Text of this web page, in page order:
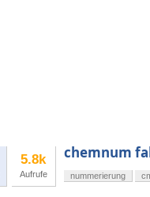
5.8k
Aufrufe
chemnum
nummerierung